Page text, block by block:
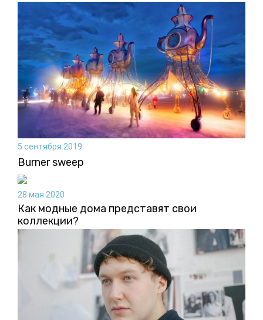
5 сентября 2019
Burner sweep
28 мая 2020
Как модные дома представят свои
коллекции?